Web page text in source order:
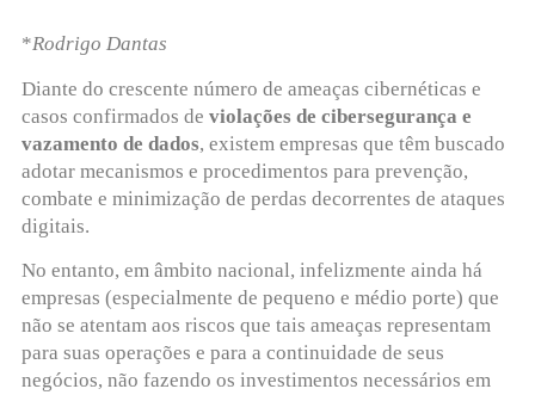
*Rodrigo Dantas
Diante do crescente número de ameaças cibernéticas e
casos confirmados de violações de cibersegurança e
vazamento de dados, existem empresas que têm buscado
adotar mecanismos e procedimentos para prevenção,
combate e minimização de perdas decorrentes de ataques
digitais.
No entanto, em âmbito nacional, infelizmente ainda há
empresas (especialmente de pequeno e médio porte) que
não se atentam aos riscos que tais ameaças representam
para suas operações e para a continuidade de seus
negócios, não fazendo os investimentos necessários em